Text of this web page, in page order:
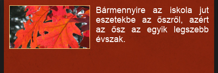
Bármennyire az iskola jut
eszetekbe az őszről, azért
az ősz az egyik legszebb
évszak.